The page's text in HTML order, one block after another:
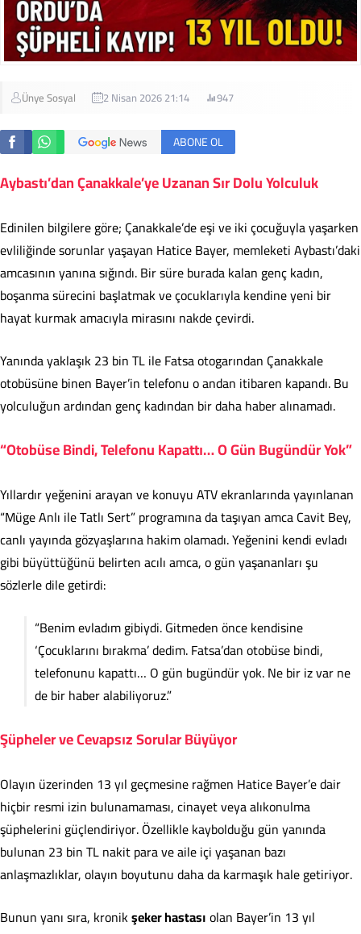
Ünye Sosyal 2 Nisan 2026 21:14 947
ABONE OL
Aybastı’dan Çanakkale’ye Uzanan Sır Dolu Yolculuk
Edinilen bilgilere göre; Çanakkale’de eşi ve iki çocuğuyla yaşarken
evliliğinde sorunlar yaşayan Hatice Bayer, memleketi Aybastı’daki
amcasının yanına sığındı. Bir süre burada kalan genç kadın,
boşanma sürecini başlatmak ve çocuklarıyla kendine yeni bir
hayat kurmak amacıyla mirasını nakde çevirdi.
Yanında yaklaşık 23 bin TL ile Fatsa otogarından Çanakkale
otobüsüne binen Bayer’in telefonu o andan itibaren kapandı. Bu
yolculuğun ardından genç kadından bir daha haber alınamadı.
“Otobüse Bindi, Telefonu Kapattı… O Gün Bugündür Yok”
Yıllardır yeğenini arayan ve konuyu ATV ekranlarında yayınlanan
“Müge Anlı ile Tatlı Sert” programına da taşıyan amca Cavit Bey,
canlı yayında gözyaşlarına hakim olamadı. Yeğenini kendi evladı
gibi büyüttüğünü belirten acılı amca, o gün yaşananları şu
sözlerle dile getirdi:
“Benim evladım gibiydi. Gitmeden önce kendisine
‘Çocuklarını bırakma’ dedim. Fatsa’dan otobüse bindi,
telefonunu kapattı… O gün bugündür yok. Ne bir iz var ne
de bir haber alabiliyoruz.”
Şüpheler ve Cevapsız Sorular Büyüyor
Olayın üzerinden 13 yıl geçmesine rağmen Hatice Bayer’e dair
hiçbir resmi izin bulunamaması, cinayet veya alıkonulma
şüphelerini güçlendiriyor. Özellikle kaybolduğu gün yanında
bulunan 23 bin TL nakit para ve aile içi yaşanan bazı
anlaşmazlıklar, olayın boyutunu daha da karmaşık hale getiriyor.
Bunun yanı sıra, kronikşeker hastasıolan Bayer’in 13 yıl